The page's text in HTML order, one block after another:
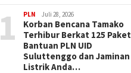
PLN Juli 28, 2026
Korban Bencana Tamako
Terhibur Berkat 125 Paket
Bantuan PLN UID
Suluttenggo dan Jaminan
Listrik Anda…